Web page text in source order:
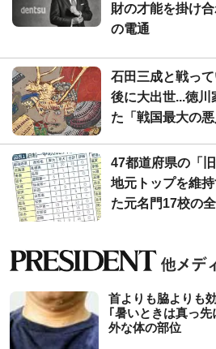
財の才能を掛け
の電通
石田三成と戦っ
後に大出世...徳
た「戦国最大の悪
47都道府県の「
地元トップを維
た元名門17校の
首よりも脇よりも
｢暑いときは真っ
外な体の部位